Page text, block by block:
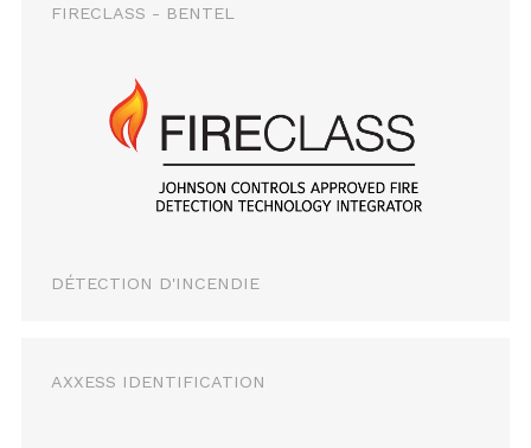
FIRECLASS - BENTEL
DÉTECTION D'INCENDIE
AXXESS IDENTIFICATION